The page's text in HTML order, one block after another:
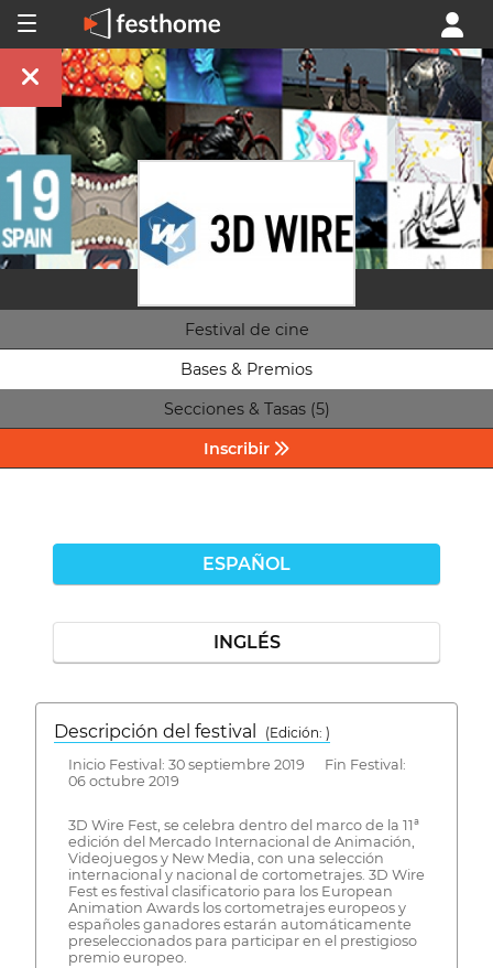
Festival de cine
Bases & Premios
Secciones & Tasas (5)
Inscribir
ESPAÑOL
INGLÉS
Descripción del festival
( Edición: )
Inicio Festival: 30 septiembre 2019 Fin Festival:
06 octubre 2019
3D Wire Fest, se celebra dentro del marco de la 11ª
edición del Mercado Internacional de Animación,
Videojuegos y New Media, con una selección
internacional y nacional de cortometrajes. 3D Wire
Fest es festival clasificatorio para los European
Animation Awards los cortometrajes europeos y
españoles ganadores estarán automáticamente
preseleccionados para participar en el prestigioso
premio europeo.